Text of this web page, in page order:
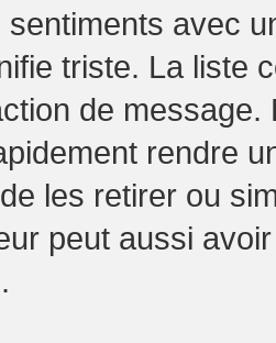
avec
triste. La liste
de
rendre
les retirer ou
peut aussi